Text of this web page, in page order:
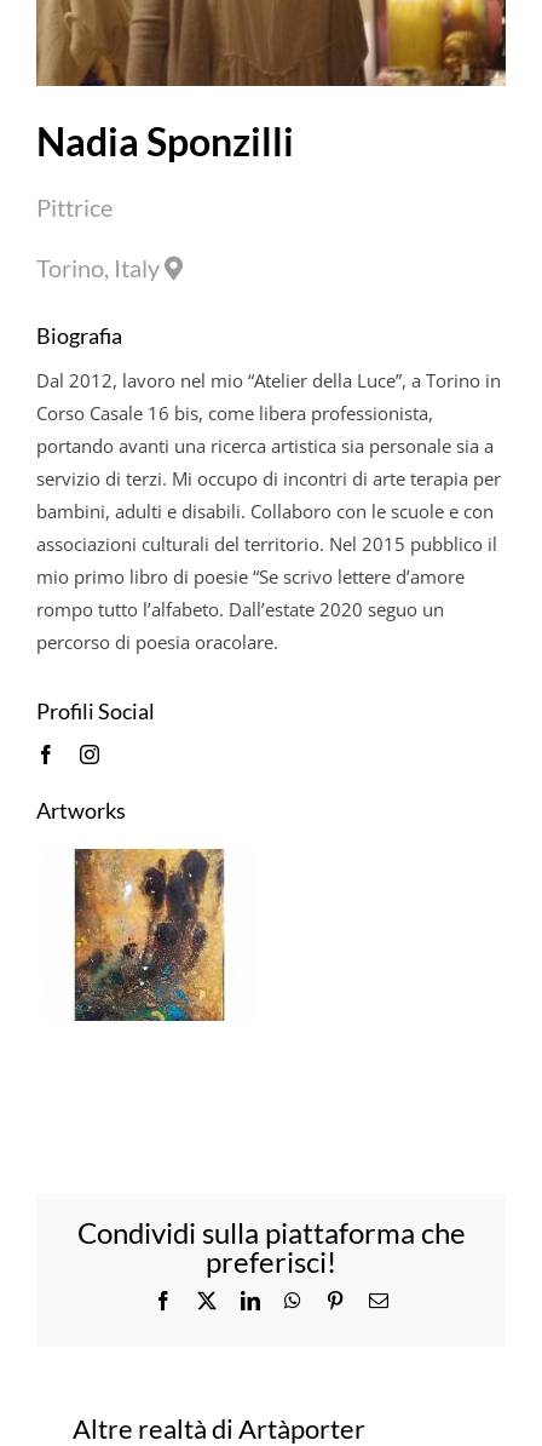
Nadia Sponzilli
Pittrice
Torino, Italy
Biografia
Dal 2012, lavoro nel mio “Atelier della Luce”, a Torino in
Corso Casale 16 bis, come libera professionista,
portando avanti una ricerca artistica sia personale sia a
servizio di terzi. Mi occupo di incontri di arte terapia per
bambini, adulti e disabili. Collaboro con le scuole e con
associazioni culturali del territorio. Nel 2015 pubblico il
mio primo libro di poesie “Se scrivo lettere d’amore
rompo tutto l’alfabeto. Dall’estate 2020 seguo un
percorso di poesia oracolare.
Profili Social
Artworks
Condividi sulla piattaforma che
preferisci!
Facebook LinkedInWhatsApp
PinterestEmail
Progetti correlati